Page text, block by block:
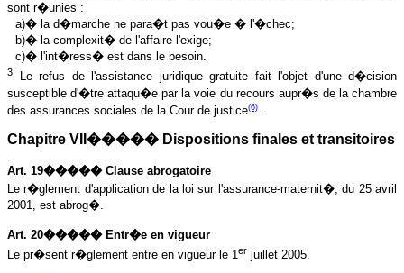
sont r�unies :
a)� la d�marche ne para�t pas vou�e � l'�chec;
b)� la complexit� de l'affaire l'exige;
c)� l'int�ress� est dans le besoin.
3
Le refus de l'assistance juridique gratuite fait l'objet d'une d�cision
susceptible d'�tre attaqu�e par la voie du recours aupr�s de la chambre
des assurances sociales de la Cour de justice(6)
Chapitre VII����� Dispositions finales et transitoires
Art. 19����� Clause abrogatoire
Le r�glement d'application de la loi sur l'assurance-maternit�, du 25 avril
2001, est abrog�.
Art. 20����� Entr�e en vigueur
Le pr�sent r�glement entre en vigueur le 1er juillet 2005.